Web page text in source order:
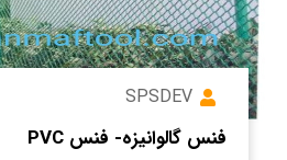
SPSDEV
فنس گالوانیزه- فنس PVC